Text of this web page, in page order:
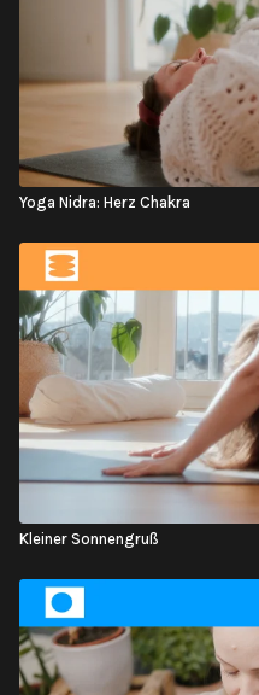
Yoga Nidra: Herz Chakra
Kleiner Sonnengruß